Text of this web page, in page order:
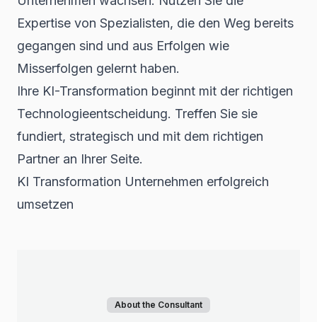
Expertise von Spezialisten, die den Weg bereits
gegangen sind und aus Erfolgen wie
Misserfolgen gelernt haben.
Ihre KI-Transformation beginnt mit der richtigen
Technologieentscheidung. Treffen Sie sie
fundiert, strategisch und mit dem richtigen
Partner an Ihrer Seite.
KI Transformation Unternehmen erfolgreich
umsetzen
About the Consultant